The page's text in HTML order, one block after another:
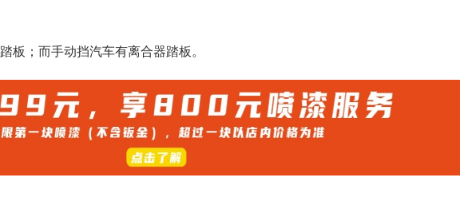
板；而手动挡汽车有离合器踏板。